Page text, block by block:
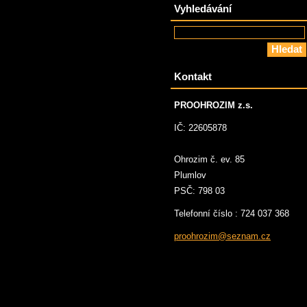
Vyhledávání
Kontakt
PROOHROZIM z.s.
IČ: 22605878
Ohrozim č. ev. 85
Plumlov
PSČ: 798 03
Telefonní číslo : 724 037 368
proohrozim@seznam.cz